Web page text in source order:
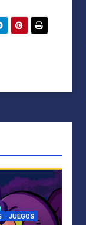
JUEGOS